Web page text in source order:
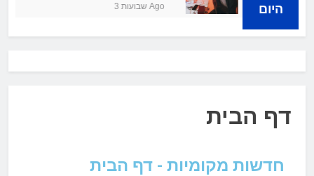
היום
3 שבועות Ago
דף הבית
חדשות מקומיות - דף הבית